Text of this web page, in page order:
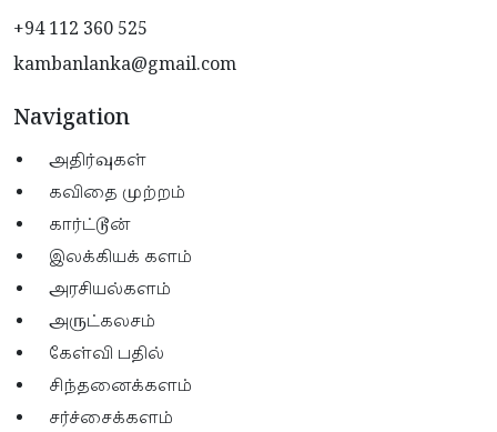
+94 112 360 525
kambanlanka@gmail.com
Navigation
அதிர்வுகள்
கவிதை முற்றம்
கார்ட்டூன்
இலக்கியக் களம்
அரசியல்களம்
அருட்கலசம்
கேள்வி பதில்
சிந்தனைக்களம்
சர்ச்சைக்களம்